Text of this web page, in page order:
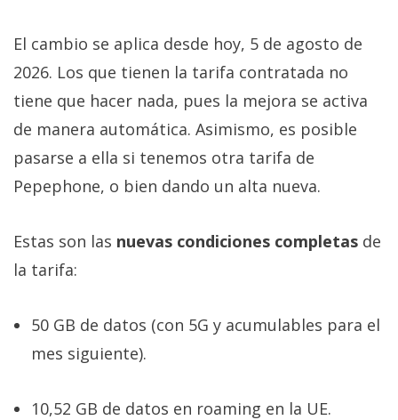
El cambio se aplica desde hoy, 5 de agosto de
2026. Los que tienen la tarifa contratada no
tiene que hacer nada, pues la mejora se activa
de manera automática. Asimismo, es posible
pasarse a ella si tenemos otra tarifa de
Pepephone, o bien dando un alta nueva.
Estas son las nuevas condiciones completas de
la tarifa:
50 GB de datos (con 5G y acumulables para el
mes siguiente).
10,52 GB de datos en roaming en la UE.